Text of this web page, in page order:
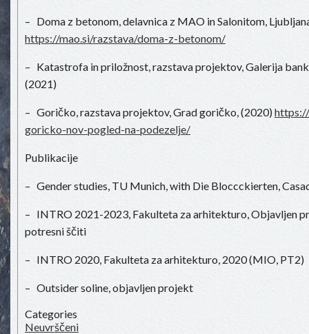
– Doma z betonom, delavnica z MAO in Salonitom,
https://mao.si/razstava/doma-z-betonom/
– Katastrofa in priložnost, razstava projektov, Galerija
(2021)
– Goričko, razstava projektov, Grad goričko, (2020)
goricko-nov-pogled-na-podezelje/
Publikacije
– Gender studies, TU Munich, with Die Bloccckierten,
– INTRO 2021-2023, Fakulteta za arhitekturo, Objavljen
potresni ščiti
– INTRO 2020, Fakulteta za arhitekturo, 2020 (MIO, PT2)
– Outsider soline, objavljen projekt
Categories
Neuvrščeni